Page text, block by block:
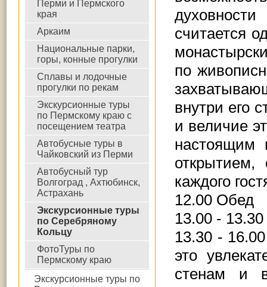
Перми и Пермского
края
Аркаим
Национальные парки,
горы, конные прогулки
Сплавы и лодочные
прогулки по рекам
Экскурсионные туры
по Пермскому краю с
посещением театра
Автобусные туры в
Чайковский из Перми
Автобусный тур
Волгоград , Ахтюбинск,
Астрахань
Экскурсионные туры
по Серебряному
Кольцу
ФотоТуры по
Пермскому краю
Экскурсионные туры по
считается
по
внутри его
и величие
настоящим
каждого
12.00 Обед
13.00 -
13.30 -
это
стенам и